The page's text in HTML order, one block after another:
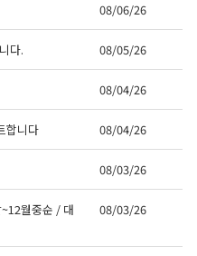
08/06/26
다. 08/05/26
08/04/26
합니다 08/04/26
08/03/26
월중순 / 대
08/03/26